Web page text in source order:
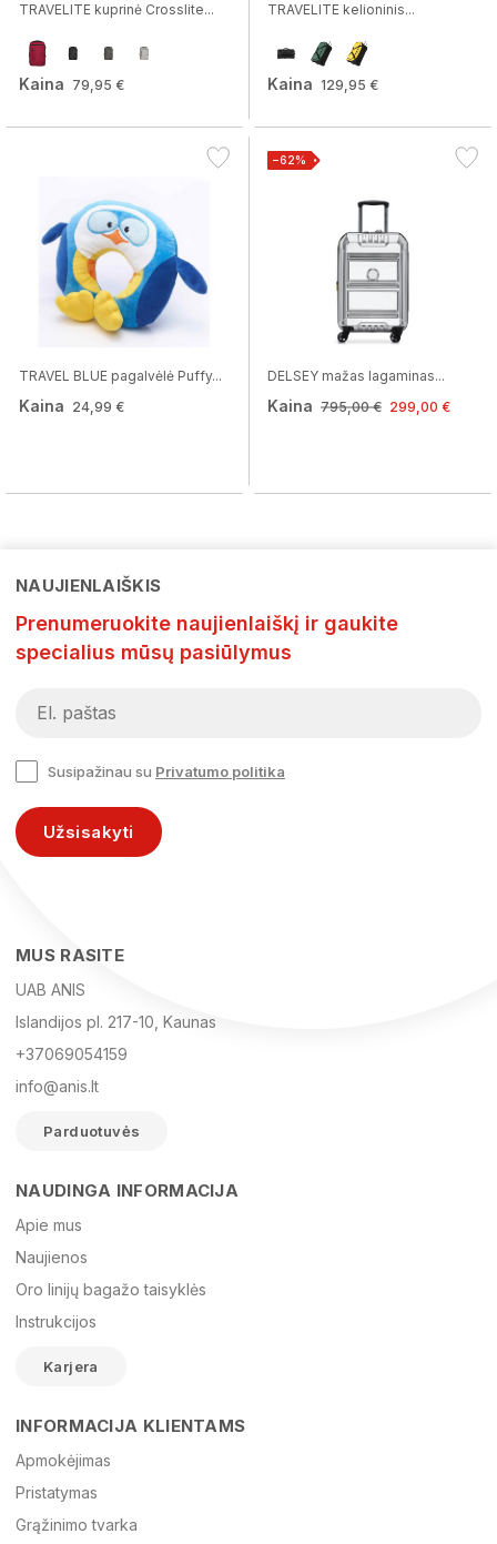
TRAVELITE kuprinė Crosslite...
Kaina 79,95 €
TRAVELITE kelioninis...
Kaina 129,95 €
TRAVEL BLUE pagalvėlė Puffy...
Kaina 24,99 €
−62%
DELSEY mažas lagaminas...
Kaina 795,00 € 299,00 €
El. paštas
Žinutė
NAUJIENLAIŠKIS
Prenumeruokite naujienlaiškį ir gaukite
specialius mūsų pasiūlymus
Susipažinau su Privatumo politika
Užsisakyti
MUS RASITE
UAB ANIS
Islandijos pl. 217-10, Kaunas
+37069054159
info@anis.lt
Parduotuvės
NAUDINGA INFORMACIJA
Apie mus
Naujienos
Oro linijų bagažo taisyklės
Instrukcijos
Karjera
INFORMACIJA KLIENTAMS
Apmokėjimas
Pristatymas
Grąžinimo tvarka